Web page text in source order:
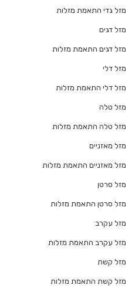
מזל גדי התאמת מזלות
מזל דגים
מזל דגים התאמת מזלות
מזל דלי
מזל דלי התאמת מזלות
מזל טלה
מזל טלה התאמת מזלות
מזל מאזניים
מזל מאזניים התאמת מזלות
מזל סרטן
מזל סרטן התאמת מזלות
מזל עקרב
מזל עקרב התאמת מזלות
מזל קשת
מזל קשת התאמת מזלות